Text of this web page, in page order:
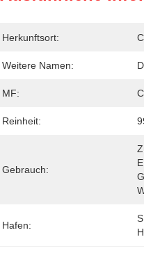
Herkunftsort:
Weitere Namen:
MF:
Reinheit:
Gebrauch:
Hafen: